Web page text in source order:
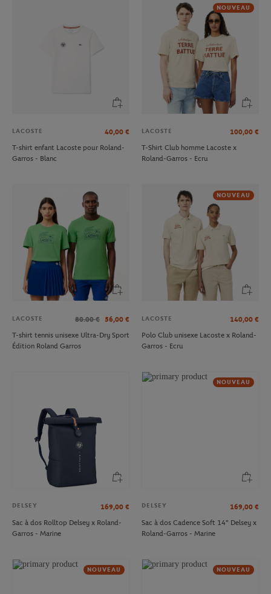
LACOSTE 40,00 €
T-shirt enfant Lacoste pour Roland-
Garros - Blanc
NOUVEAU
LACOSTE 100,00 €
T-Shirt Club homme Lacoste x
Roland-Garros - Ecru
LACOSTE 80.00 € 56,00 €
T-shirt tennis unisexe Ultra-Dry Sport
Édition Roland Garros
NOUVEAU
LACOSTE 140,00 €
Polo Club unisexe Lacoste x Roland-
Garros - Ecru
DELSEY 169,00 €
Sac à dos Rolltop Delsey x Roland-
Garros - Marine
NOUVEAU
DELSEY 169,00 €
Sac à dos Cadence Soft 14" Delsey x
Roland-Garros - Marine
NOUVEAU NOUVEAU